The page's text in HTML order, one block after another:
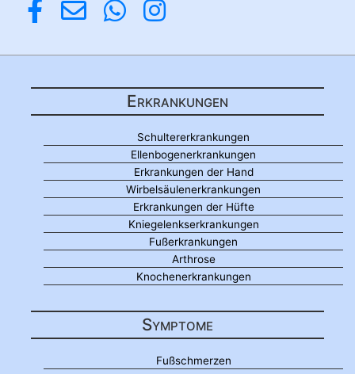
Erkrankungen
Schultererkrankungen
Ellenbogenerkrankungen
Erkrankungen der Hand
Wirbelsäulenerkrankungen
Erkrankungen der Hüfte
Kniegelenkserkrankungen
Fußerkrankungen
Arthrose
Knochenerkrankungen
Symptome
Fußschmerzen